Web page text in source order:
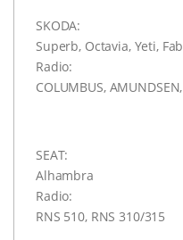
SKODA:
Superb, Octavia, Yeti,
Radio:
COLUMBUS,
SEAT:
Alhambra
Radio:
RNS 510, RNS 310/315